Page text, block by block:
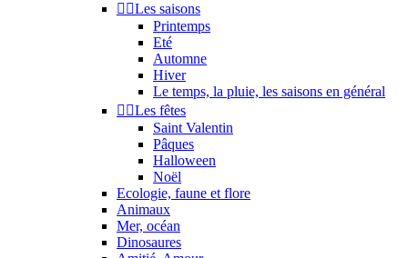
 Les saisons
Printemps
Eté
Automne
Hiver
Le temps, la pluie, les saisons en général
 Les fêtes
Saint Valentin
Pâques
Halloween
Noël
Ecologie, faune et flore
Animaux
Mer, océan
Dinosaures